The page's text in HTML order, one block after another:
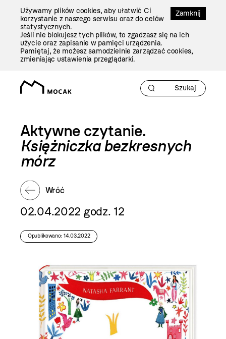
Zamknij
Używamy plików cookies, aby ułatwić Ci
korzystanie z naszego serwisu oraz do celów
statystycznych.
Jeśli nie blokujesz tych plików, to zgadzasz się na ich
użycie oraz zapisanie w pamięci urządzenia.
Pamiętaj, że możesz samodzielnie zarządzać cookies,
zmieniając ustawienia przeglądarki.
Aktywne czytanie.
Księżniczka bezkresnych
mórz
Wróć
02.04.2022 godz. 12
Opublikowano: 14.03.2022